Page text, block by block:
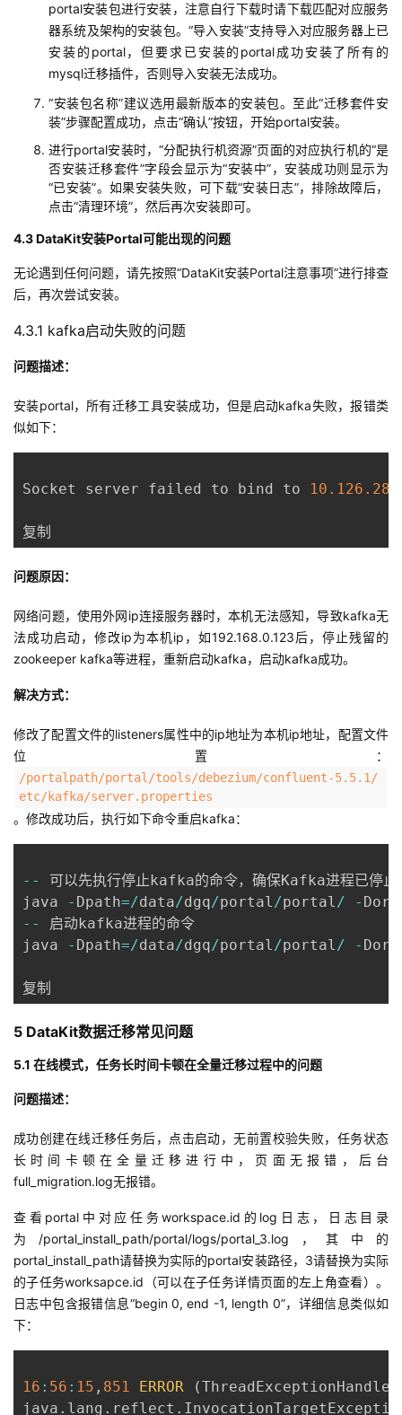
portal安装包进行安装，注意自行下载时请下载匹配对应服务
器系统及架构的安装包。“导入安装”支持导入对应服务器上已
安装的portal，但要求已安装的portal成功安装了所有的
mysql迁移插件，否则导入安装无法成功。
“安装包名称”建议选用最新版本的安装包。至此“迁移套件安
装”步骤配置成功，点击“确认”按钮，开始portal安装。
进行portal安装时，“分配执行机资源”页面的对应执行机的“是
否安装迁移套件”字段会显示为“安装中”，安装成功则显示为
“已安装”。如果安装失败，可下载“安装日志”，排除故障后，
点击“清理环境”，然后再次安装即可。
4.3 DataKit安装Portal可能出现的问题
无论遇到任何问题，请先按照“DataKit安装Portal注意事项”进行排查
后，再次尝试安装。
4.3.1 kafka启动失败的问题
问题描述：
安装portal，所有迁移工具安装成功，但是启动kafka失败，报错类
似如下：
Socket server failed to bind to 10.126 .28
复制
问题原因：
网络问题，使用外网ip连接服务器时，本机无法感知，导致kafka无
法成功启动，修改ip为本机ip，如192.168.0.123后，停止残留的
zookeeper kafka等进程，重新启动kafka，启动kafka成功。
解决方式：
修改了配置文件的listeners属性中的ip地址为本机ip地址，配置文件
位置：
/portalpath/portal/tools/debezium/confluent-5.5.1/
etc/kafka/server.properties
。修改成功后，执行如下命令重启kafka：
--
可以先执行停止kafka的命令，确保Kafka进程已停
java
- Dpath=/data/dgq/portal/portal/ -
--
启动kafka进程的命令
java
- Dpath=/data/dgq/portal/portal/ -
复制
5 DataKit数据迁移常见问题
5.1 在线模式，任务长时间卡顿在全量迁移过程中的问题
问题描述：
成功创建在线迁移任务后，点击启动，无前置校验失败，任务状态
长时间卡顿在全量迁移进行中，页面无报错，后台
full_migration.log无报错。
查看portal中对应任务workspace.id的log日志，日志目录
为/portal_install_path/portal/logs/portal_3.log，其中的
portal_install_path请替换为实际的portal安装路径，3请替换为实际
的子任务worksapce.id（可以在子任务详情页面的左上角查看）。
日志中包含报错信息“begin 0, end -1, length 0”，详细信息类似如
下：
16 : 56 : 15 , 851 ERROR (ThreadExceptionHandler
java . lang . reflect .